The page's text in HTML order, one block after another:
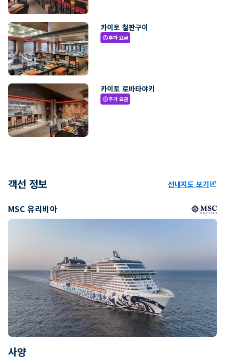
카이토 철판구이
paid추가 요금
카이토 로바타야키
paid추가 요금
객선 정보 선내지도 보기ungroup
MSC 유리비아
사양